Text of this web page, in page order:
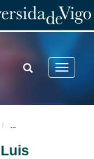
Toggle
TOGGLE
SEARCH
...